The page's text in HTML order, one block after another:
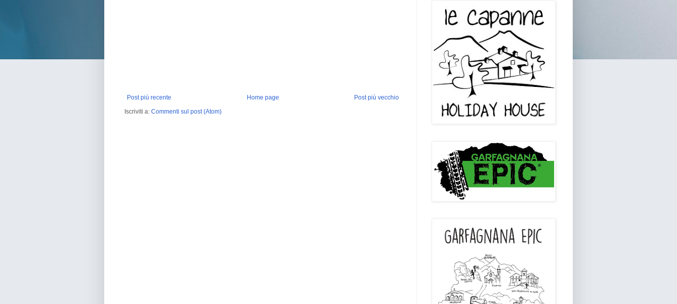
Post più recente Post più vecchio
Home page
Iscriviti a: Commenti sul post (Atom)